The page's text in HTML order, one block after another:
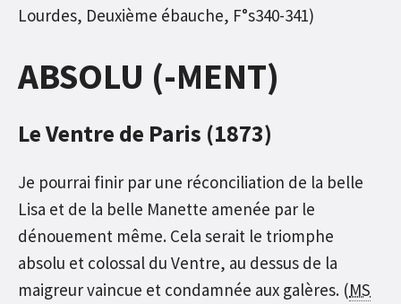
Lourdes, Deuxième ébauche, F°s340-341)
ABSOLU (-MENT)
Le Ventre de Paris (1873)
Je pourrai finir par une réconciliation de la belle
Lisa et de la belle Manette amenée par le
dénouement même. Cela serait le triomphe
absolu et colossal du Ventre, au dessus de la
maigreur vaincue et condamnée aux galères. (MS